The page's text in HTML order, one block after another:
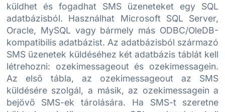
küldhet és fogadhat SMS üzeneteket egy SQL
adatbázisból. Használhat Microsoft SQL Server,
Oracle, MySQL vagy bármely más ODBC/OleDB-
kompatibilis adatbázist. Az adatbázisból származó
SMS üzenetek küldéséhez két adatbázis táblát kell
létrehozni: ozekimessageout és ozekimessagein.
Az első tábla, az ozekimessageout az SMS
küldésére szolgál, a másik, az ozekimessagein a
bejövő SMS-ek tárolására. Ha SMS-t szeretne